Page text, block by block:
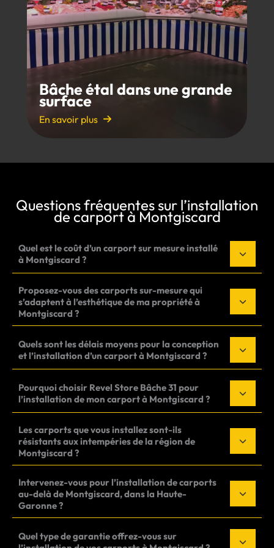
Bâche étal dans une grande
surface
En savoir plus
Questions fréquentes sur l’installation
de carport à Montgiscard
Quel est le coût d’un carport sur mesure installé
à Montgiscard ?
Proposez-vous des carports sur-mesure qui
s’adaptent à l’esthétique de ma propriété à
Montgiscard ?
Quels sont les délais moyens pour la conception
et l’installation d’un carport à Montgiscard ?
Pourquoi choisir Revel Store Bâche 31 pour
l’installation de mon carport à Montgiscard ?
Les carports que vous installez sont-ils
résistants aux intempéries de la région de
Montgiscard ?
Intervenez-vous pour l’installation de carports
au-delà de Montgiscard, dans la Haute-
Garonne ?
Quel type de garantie offrez-vous sur